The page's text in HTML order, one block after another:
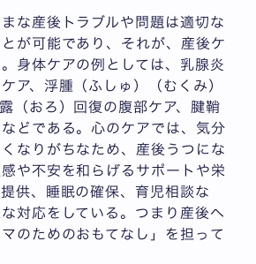
な産後トラブルや問題は適切な
が可能であり、それが、産後ケ
身体ケアの例としては、乳腺炎
ア、浮腫（ふしゅ）（むくみ）
（おろ）回復の腹部ケア、腱鞘
どである。心のケアでは、気分
なりがちなため、産後うつにな
や不安を和らげるサポートや栄
供、睡眠の確保、育児相談な
対応をしている。つまり産後ヘ
のためのおもてなし」を担って